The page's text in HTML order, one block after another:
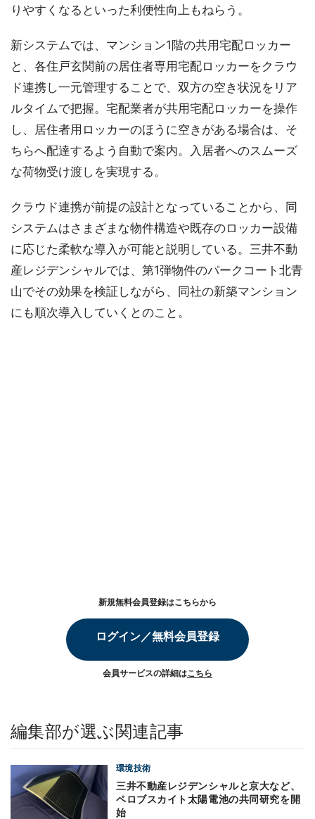
りやすくなるといった利便性向上もねらう。
新システムでは、マンション1階の共用宅配ロッカー
と、各住戸玄関前の居住者専用宅配ロッカーをクラウ
ド連携し一元管理することで、双方の空き状況をリア
ルタイムで把握。宅配業者が共用宅配ロッカーを操作
し、居住者用ロッカーのほうに空きがある場合は、そ
ちらへ配達するよう自動で案内。入居者へのスムーズ
な荷物受け渡しを実現する。
クラウド連携が前提の設計となっていることから、同
システムはさまざまな物件構造や既存のロッカー設備
に応じた柔軟な導入が可能と説明している。三井不動
産レジデンシャルでは、第1弾物件のパークコート北青
山でその効果を検証しながら、同社の新築マンション
にも順次導入していくとのこと。
新規無料会員登録はこちらから
ログイン／無料会員登録
会員サービスの詳細はこちら
編集部が選ぶ関連記事
環境技術
三井不動産レジデンシャルと京大など、
ペロブスカイト太陽電池の共同研究を開
始